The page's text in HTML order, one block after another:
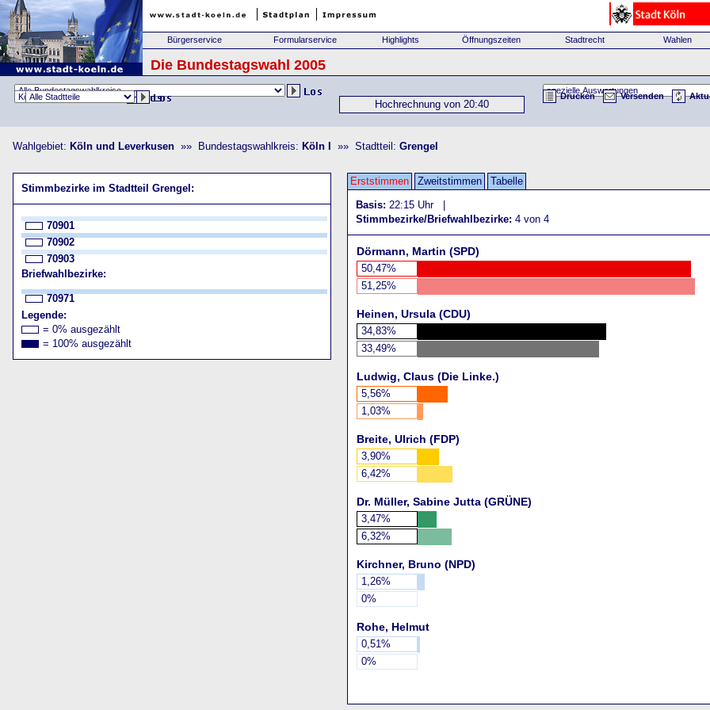
Bürgerservice Formularservice Highlights Öffnungszeiten Stadtrecht Wahlen
Die Bundestagswahl 2005
Hochrechnung von 20:40
Drucken Versenden
Wahlgebiet: Köln und Leverkusen »» Bundestagswahlkreis: Köln I »» Stadtteil: Grengel
Stimmbezirke im Stadtteil Grengel:
70901
70902
70903
Briefwahlbezirke:
70971
Legende:
= 0% ausgezählt
= 100% ausgezählt
Erststimmen Zweitstimmen
Tabelle
Basis: 22:15 Uhr |
Stimmbezirke/Briefwahlbezirke: 4 von 4
Dörmann, Martin (SPD)
50,47%
51,25%
Heinen, Ursula (CDU)
34,83%
33,49%
Ludwig, Claus (Die Linke.)
5,56%
1,03%
Breite, Ulrich (FDP)
3,90%
6,42%
Dr. Müller, Sabine Jutta (GRÜNE)
3,47%
6,32%
Kirchner, Bruno (NPD)
1,26%
0%
Rohe, Helmut
0,51%
0%